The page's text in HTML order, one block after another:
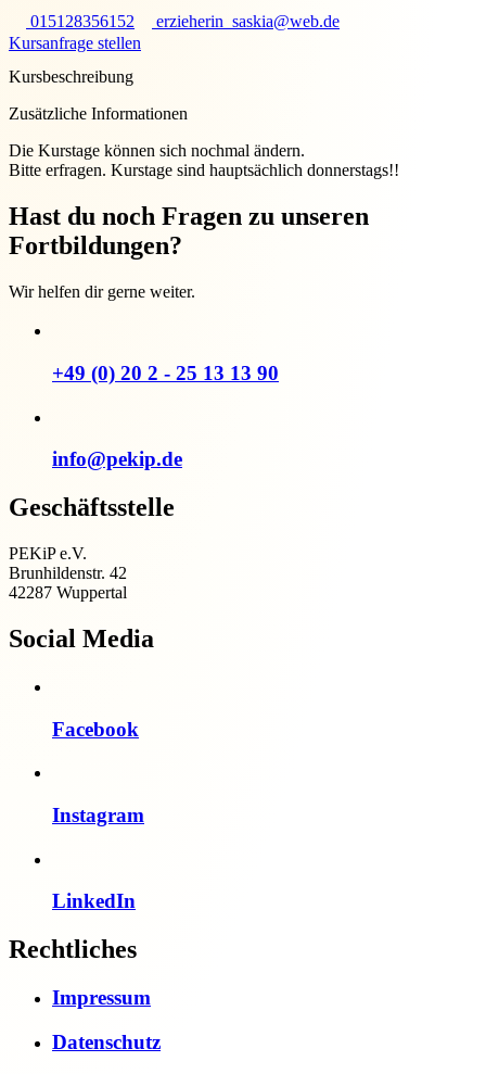
015128356152
erzieherin_saskia@web.de
Kursanfrage stellen
Kursbeschreibung
Zusätzliche Informationen
Die Kurstage können sich nochmal ändern.
Bitte erfragen. Kurstage sind hauptsächlich donnerstags!!
Hast du noch Fragen zu unseren
Fortbildungen?
Wir helfen dir gerne weiter.
+49 (0) 20 2 - 25 13 13 90
info@pekip.de
Geschäftsstelle
PEKiP e.V.
Brunhildenstr. 42
42287 Wuppertal
Social Media
Facebook
Instagram
LinkedIn
Rechtliches
Impressum
Datenschutz